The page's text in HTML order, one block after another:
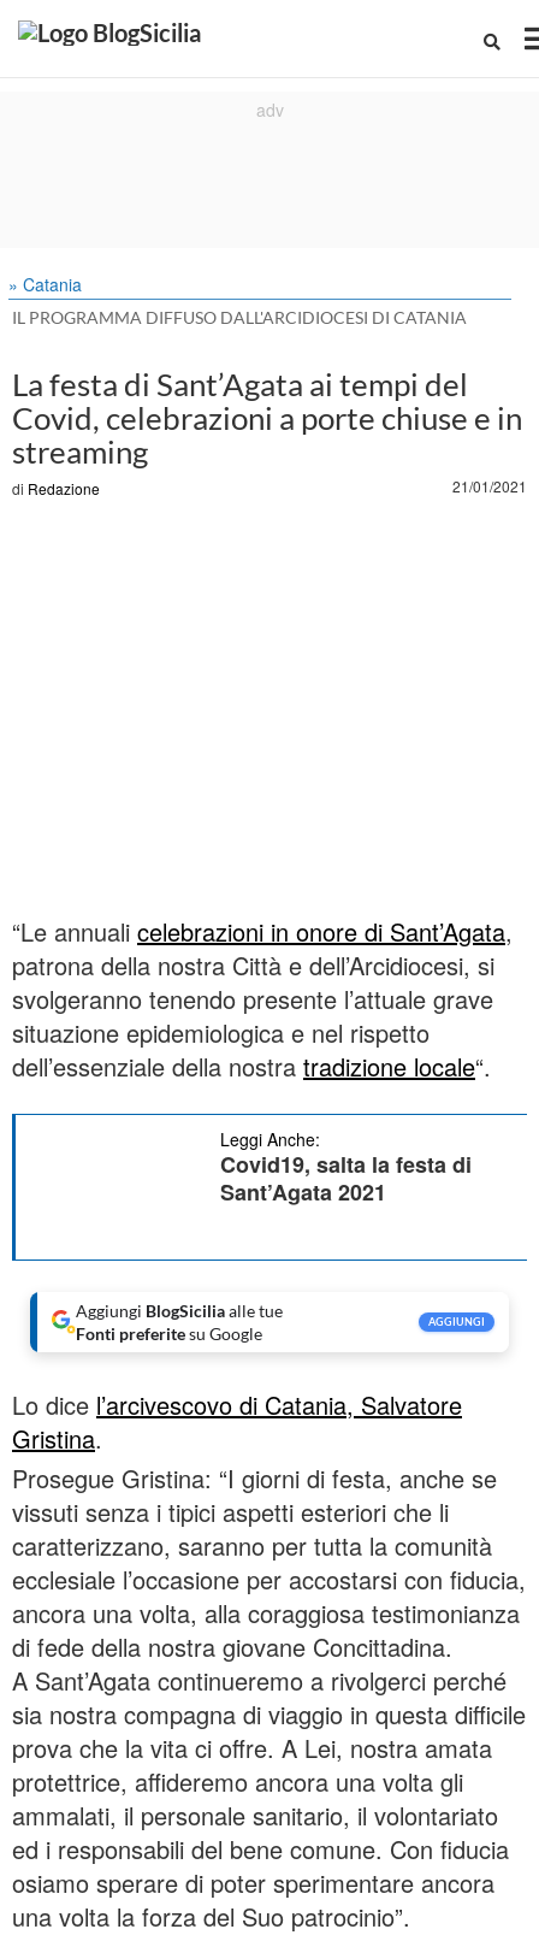
» Catania
IL PROGRAMMA DIFFUSO DALL'ARCIDIOCESI DI CATANIA
La festa di Sant’Agata ai tempi del
Covid, celebrazioni a porte chiuse e in
streaming
di Redazione 21/01/2021
“Le annuali celebrazioni in onore di Sant’Agata,
patrona della nostra Città e dell’Arcidiocesi, si
svolgeranno tenendo presente l’attuale grave
situazione epidemiologica e nel rispetto
dell’essenziale della nostra tradizione locale“.
Leggi Anche:
Covid19, salta la festa di
Sant’Agata 2021
Aggiungi BlogSiciliaalle tue
Fonti preferitesu Google
AGGIUNGI
Lo dice l’arcivescovo di Catania, Salvatore
Gristina.
Prosegue Gristina: “I giorni di festa, anche se
vissuti senza i tipici aspetti esteriori che li
caratterizzano, saranno per tutta la comunità
ecclesiale l’occasione per accostarsi con fiducia,
ancora una volta, alla coraggiosa testimonianza
di fede della nostra giovane Concittadina.
A Sant’Agata continueremo a rivolgerci perché
sia nostra compagna di viaggio in questa difficile
prova che la vita ci offre. A Lei, nostra amata
protettrice, affideremo ancora una volta gli
ammalati, il personale sanitario, il volontariato
ed i responsabili del bene comune. Con fiducia
osiamo sperare di poter sperimentare ancora
una volta la forza del Suo patrocinio”.